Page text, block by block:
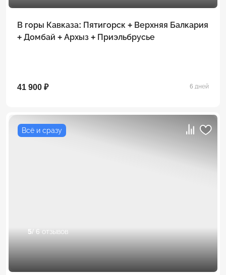
В горы Кавказа: Пятигорск + Верхняя Балкария
+ Домбай + Архыз + Приэльбрусье
41 900 ₽ 6 дней
Всё и сразу
5/ 6 отзывов